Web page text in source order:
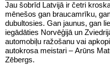
Jau šobrīd Latvijā ir četri
mēnešos gan braucamrīku,
dubultosies. Gan jaunus, gan
iegādāties Norvēģijā un
automobiļu ražošanu vai
autokrosa meistari – Arūns
Zēbergs.